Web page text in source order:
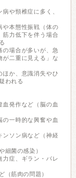
や頸椎症に多く、
や本態性振戦（体の
力低下を伴う場合
の場合が多いが、急
二重に見える」な
ほか、意識消失やひ
われる
血発作など（脳の血
の一時的な興奮や血
ンソン病など（神経
細菌の感染）
力症、ギラン・バレ
（筋肉の問題）